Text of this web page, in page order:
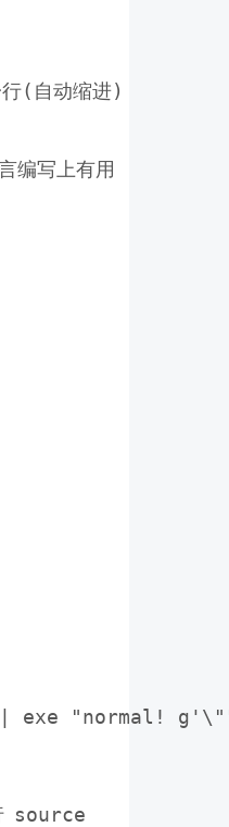
(自动缩进)
写上有用
exe "normal!
source